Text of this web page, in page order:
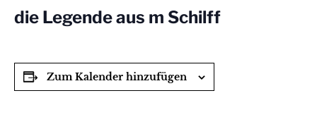
die Legende aus m Schilff
Zum Kalender hinzufügen